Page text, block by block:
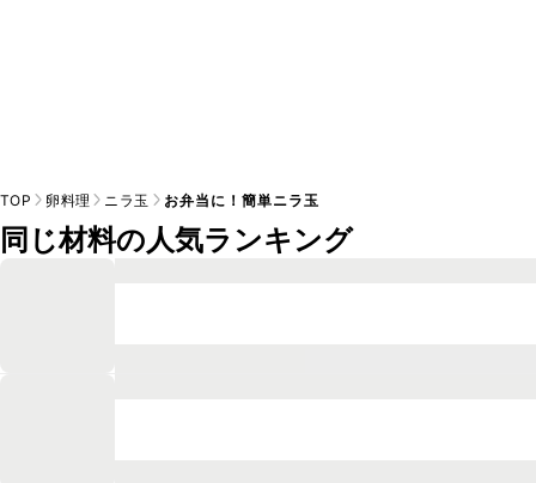
TOP 卵料理 ニラ玉 お弁当に！簡単ニラ玉
同じ材料の人気ランキング